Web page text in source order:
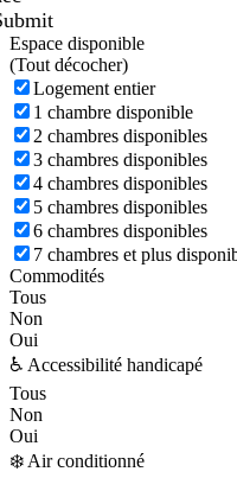
Espace disponible
(Tout décocher)
Logement entier
1 chambre disponible
2 chambres disponibles
3 chambres disponibles
4 chambres disponibles
5 chambres disponibles
6 chambres disponibles
7 chambres et plus
Commodités
Tous
Non
Oui
♿ Accessibilité handicapé
Tous
Non
Oui
❄️ Air conditionné